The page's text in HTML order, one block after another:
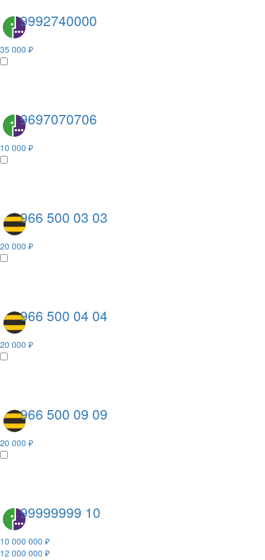
9992740000
35 000 ₽
9697070706
10 000 ₽
966 500 03 03
20 000 ₽
966 500 04 04
20 000 ₽
966 500 09 09
20 000 ₽
99999999 10
10 000 000 ₽
12 000 000 ₽